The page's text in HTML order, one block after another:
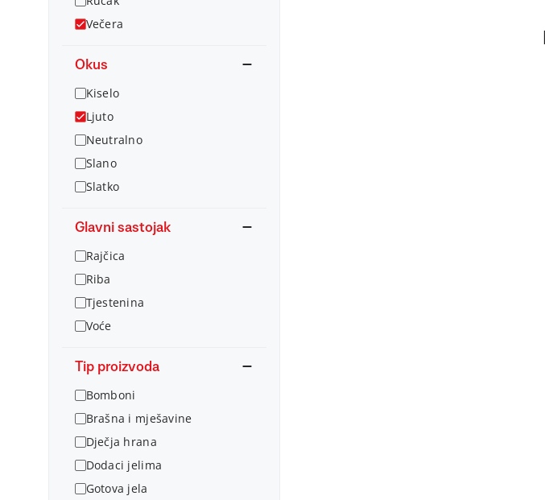
Večera
Okus
Kiselo
Ljuto
Neutralno
Slano
Slatko
Glavni sastojak
Rajčica
Riba
Tjestenina
Voće
Tip proizvoda
Bomboni
Brašna i mješavine
Dječja hrana
Dodaci jelima
Gotova jela